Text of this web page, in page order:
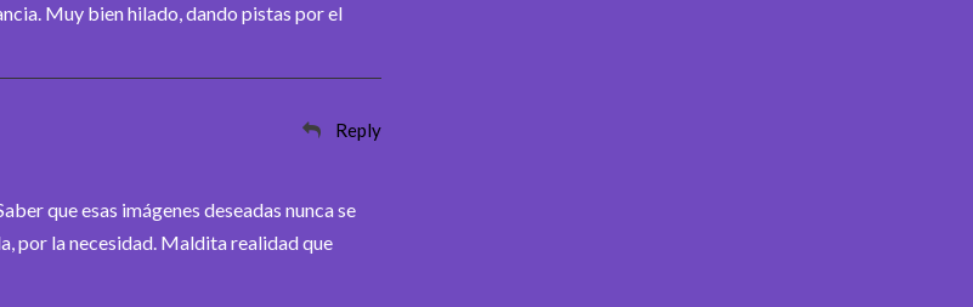
Muy bien hilado, dando pistas por el
Reply
que esas imágenes deseadas nunca se
por la necesidad. Maldita realidad que